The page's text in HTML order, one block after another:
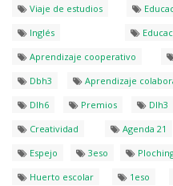
Viaje de estudios
Inglés
Aprendizaje cooperativo
Dbh3
Aprendizaje
Dlh6
Premios Dlh3
Creatividad
Agenda 21
Espejo
3eso
Huerto escolar
1eso